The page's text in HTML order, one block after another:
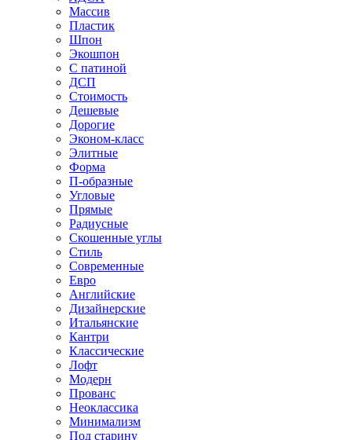
Массив
Пластик
Шпон
Экошпон
С патиной
ДСП
Стоимость
Дешевые
Дорогие
Эконом-класс
Элитные
Форма
П-образные
Угловые
Прямые
Радиусные
Скошенные углы
Стиль
Современные
Евро
Английские
Дизайнерские
Итальянские
Кантри
Классические
Лофт
Модерн
Прованс
Неоклассика
Минимализм
Под старину